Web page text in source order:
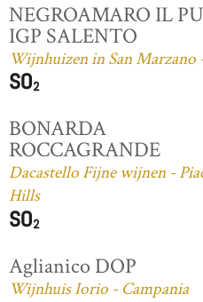
NEGROAMARO IL
IGP SALENTO
Wijnhuizen in San Marzano
BONARDA
ROCCAGRANDE
Dacastello Fijne wijnen -
Hills
Aglianico DOP
Wijnhuis Iorio - Campania